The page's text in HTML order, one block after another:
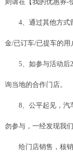
则请在【我的优惠券-
4、通过其他方式留
金/已订车/已提车的用
5、如参与活动后
询当地的合作门店。
8、公平起见，汽车
勿参与，一经发现我
给门店销售，核销